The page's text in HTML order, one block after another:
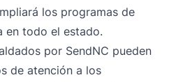
los programas de
en todo el estado.
por SendNC pueden
de atención a los